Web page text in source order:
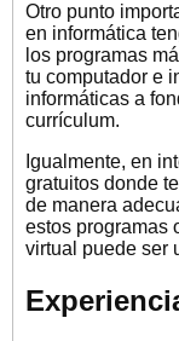
Otro punto
en informática
los programas
tu computador e
informáticas a
currículum.
Igualmente, en
gratuitos donde
de manera
estos programas
virtual puede ser